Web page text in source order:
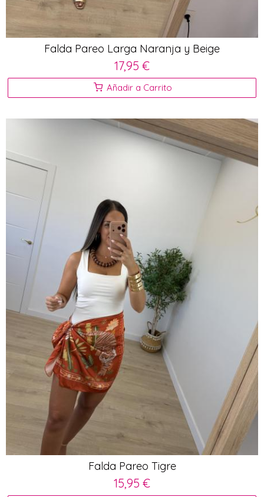
Falda Pareo Larga Naranja y Beige
17,95 €
Añadir a Carrito
Falda Pareo Tigre
15,95 €